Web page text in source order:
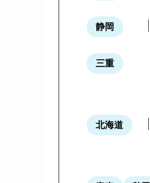
静岡
三重
北海道